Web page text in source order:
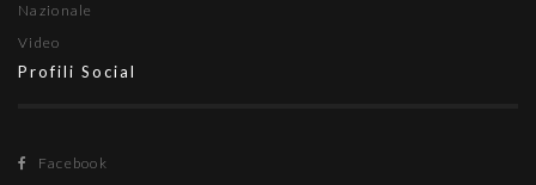
Nazionale
Video
Profili Social
Facebook